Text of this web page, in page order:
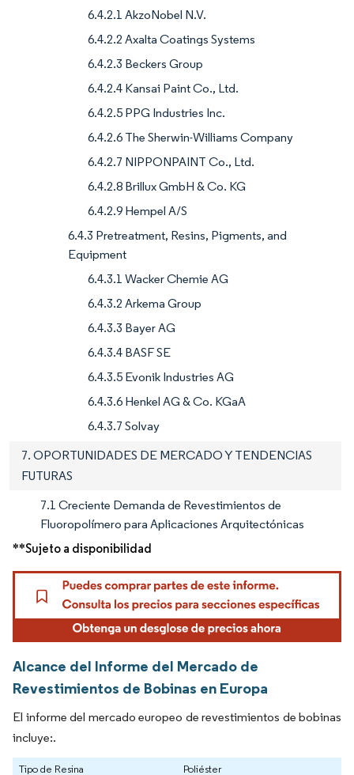
6.4.2.1 AkzoNobel N.V.
6.4.2.2 Axalta Coatings Systems
6.4.2.3 Beckers Group
6.4.2.4 Kansai Paint Co., Ltd.
6.4.2.5 PPG Industries Inc.
6.4.2.6 The Sherwin-Williams Company
6.4.2.7 NIPPONPAINT Co., Ltd.
6.4.2.8 Brillux GmbH & Co. KG
6.4.2.9 Hempel A/S
6.4.3 Pretreatment, Resins, Pigments, and
Equipment
6.4.3.1 Wacker Chemie AG
6.4.3.2 Arkema Group
6.4.3.3 Bayer AG
6.4.3.4 BASF SE
6.4.3.5 Evonik Industries AG
6.4.3.6 Henkel AG & Co. KGaA
6.4.3.7 Solvay
7. OPORTUNIDADES DE MERCADO Y TENDENCIAS
FUTURAS
7.1 Creciente Demanda de Revestimientos de
Fluoropolímero para Aplicaciones Arquitectónicas
**Sujeto a disponibilidad
Alcance del Informe del Mercado de
Revestimientos de Bobinas en Europa
El informe del mercado europeo de revestimientos de bobinas
incluye:.
Tipo de Resina Poliéster